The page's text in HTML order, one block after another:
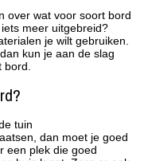
over wat voor soort bord
meer uitgebreid?
je wilt gebruiken.
kun je aan de slag
tuin
dan moet je goed
een plek die goed